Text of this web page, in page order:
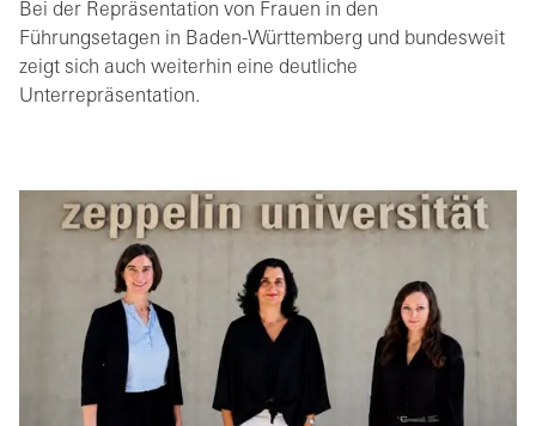
Bei der Repräsentation von Frauen in den
Führungsetagen in Baden-Württemberg und bundesweit
zeigt sich auch weiterhin eine deutliche
Unterrepräsentation.